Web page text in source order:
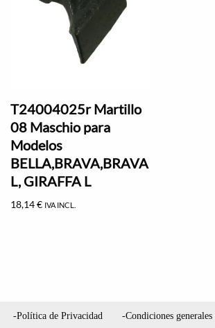
T24004025r Martillo
08 Maschio para
Modelos
BELLA,BRAVA,BRAVA
L, GIRAFFA L
18,14€ IVA INCL.
-Política de Privacidad -Condiciones generales